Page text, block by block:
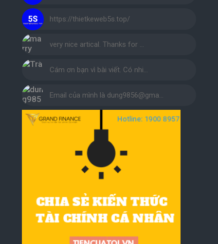
https://thietkeweb5s.top/
very nice artical. Thanks for …
Cám ơn bạn vì bài viết. Có nhi…
Email của mình là dung9856@gma…